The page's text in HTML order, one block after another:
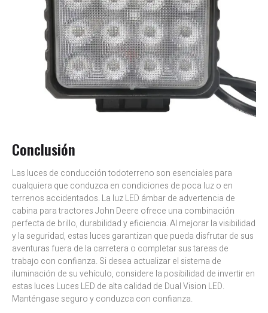
Conclusión
Las luces de conducción todoterreno son esenciales para
cualquiera que conduzca en condiciones de poca luz o en
terrenos accidentados. La luz LED ámbar de advertencia de
cabina para tractores John Deere ofrece una combinación
perfecta de brillo, durabilidad y eficiencia. Al mejorar la visibilidad
y la seguridad, estas luces garantizan que pueda disfrutar de sus
aventuras fuera de la carretera o completar sus tareas de
trabajo con confianza. Si desea actualizar el sistema de
iluminación de su vehículo, considere la posibilidad de invertir en
estas luces Luces LED de alta calidad de Dual Vision LED.
Manténgase seguro y conduzca con confianza.